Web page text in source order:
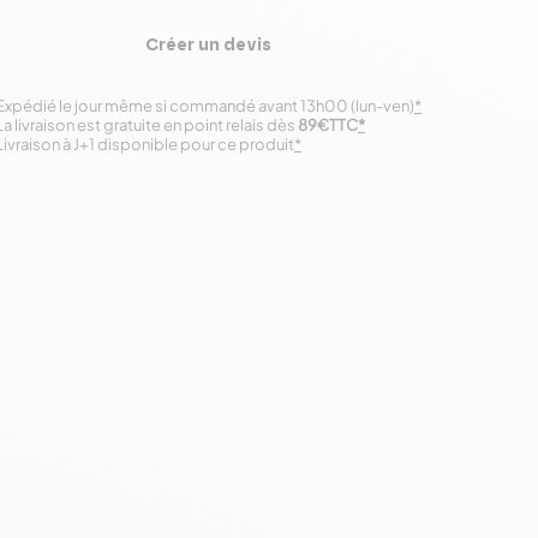
Créer un devis
le jour même si commandé avant 13h00 (lun-ven)*
à J+1 disponible pour ce produit*
livraison est gratuite en point relais dès 89€TTC*